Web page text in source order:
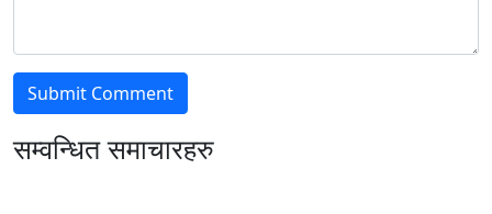
सम्वन्धित समाचारहरु